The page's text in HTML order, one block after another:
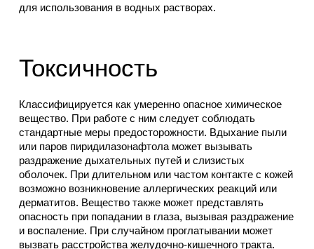
для использования в водных растворах.
Токсичность
Классифицируется как умеренно опасное химическое
вещество. При работе с ним следует соблюдать
стандартные меры предосторожности. Вдыхание пыли
или паров пиридилазонафтола может вызывать
раздражение дыхательных путей и слизистых
оболочек. При длительном или частом контакте с кожей
возможно возникновение аллергических реакций или
дерматитов. Вещество также может представлять
опасность при попадании в глаза, вызывая раздражение
и воспаление. При случайном проглатывании может
вызвать расстройства желудочно-кишечного тракта.